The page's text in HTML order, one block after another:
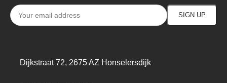
Dijkstraat 72, 2675 AZ Honselersdijk